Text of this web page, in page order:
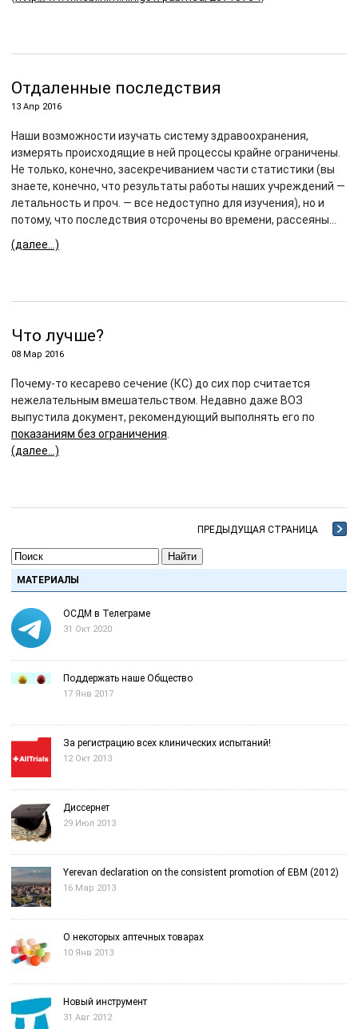
Отдаленные последствия
13 Апр 2016
Наши возможности изучать систему здравоохранения,
измерять происходящие в ней процессы крайне ограничены.
Не только, конечно, засекречиванием части статистики (вы
знаете, конечно, что результаты работы наших учреждений —
летальность и проч. — все недоступно для изучения), но и
потому, что последствия отсрочены во времени, рассеяны…
(далее…)
Что лучше?
08 Мар 2016
Почему-то кесарево сечение (КС) до сих пор считается
нежелательным вмешательством. Недавно даже ВОЗ
выпустила документ, рекомендующий выполнять его по
показаниям без ограничения
(далее…)
ПРЕДЫДУЩАЯ СТРАНИЦА
Найти
МАТЕРИАЛЫ
ОСДМ в Телеграме
31 Окт 2020
Поддержать наше Общество
17 Янв 2017
За регистрацию всех клинических испытаний!
12 Окт 2013
Диссернет
29 Июл 2013
Yerevan declaration on the consistent promotion of EBM (2012)
16 Мар 2013
О некоторых аптечных товарах
10 Янв 2013
Новый инструмент
31 Авг 2012